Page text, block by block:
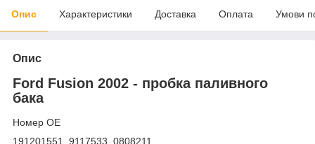
Опис Характеристики Доставка Оплата Умови
Опис
Ford Fusion 2002 - пробка паливного
бака
Номер OE
191201551, 9117533, 0808211